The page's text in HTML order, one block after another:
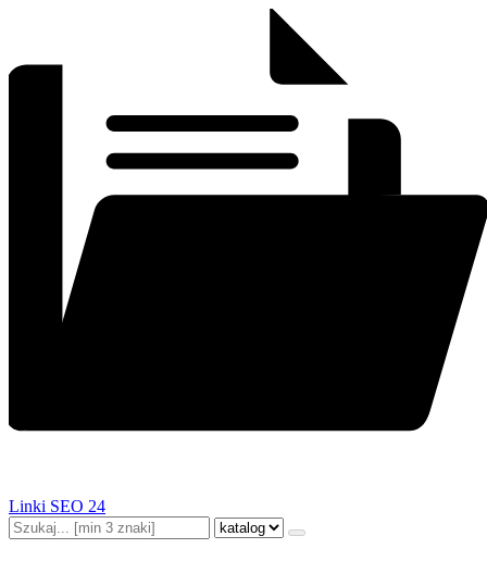
Linki SEO 24